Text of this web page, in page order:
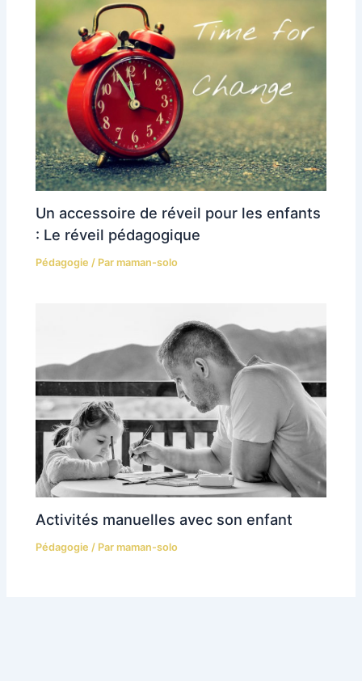
Un accessoire de réveil pour les enfants
: Le réveil pédagogique
Pédagogie / Parmaman-solo
Activités manuelles avec son enfant
Pédagogie / Parmaman-solo